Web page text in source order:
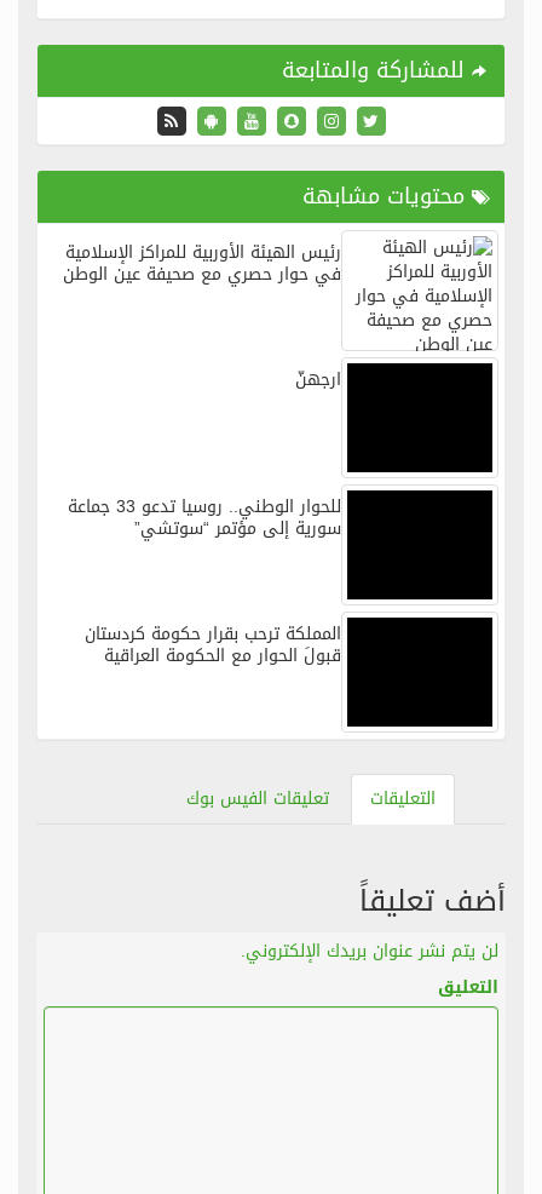
للمشاركة والمتابعة
محتويات مشابهة
رئيس الهيئة الأوربية للمراكز الإسلامية
في حوار حصري مع صحيفة عين الوطن
ارجهنّ
للحوار الوطني.. روسيا تدعو 33 جماعة
سورية إلى مؤتمر “سوتشي”
المملكة ترحب بقرار حكومة كردستان
قبولَ الحوار مع الحكومة العراقية
التعليقات تعليقات الفيس بوك
أضف تعليقاً
لن يتم نشر عنوان بريدك الإلكتروني.
التعليق